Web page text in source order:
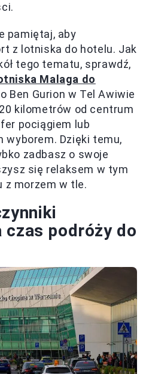
pamiętaj, aby
z lotniska do hotelu. Jak
tego tematu, sprawdź,
Malaga do
Ben Gurion w Tel Awiwie
kilometrów od centrum
pociągiem lub
wyborem. Dzięki temu,
zadbasz o swoje
się relaksem w tym
z morzem w tle.
czas podróży do